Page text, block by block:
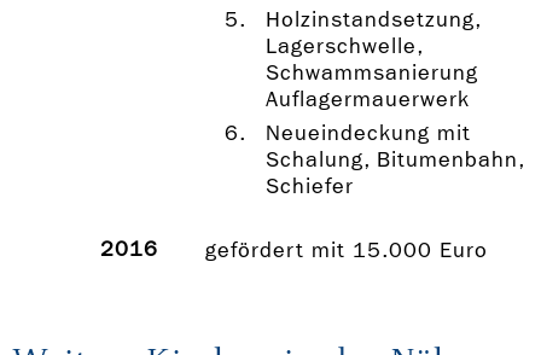
Holzinstandsetzung,
Lagerschwelle,
Schwammsanierung
Auflagermauerwerk
Neueindeckung mit
Schalung, Bitumenbahn,
Schiefer
2016 gefördert mit 15.000 Euro